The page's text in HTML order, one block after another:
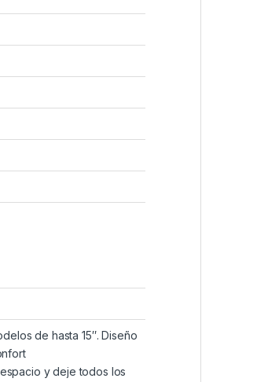
de hasta 15″. Diseño
y deje todos los